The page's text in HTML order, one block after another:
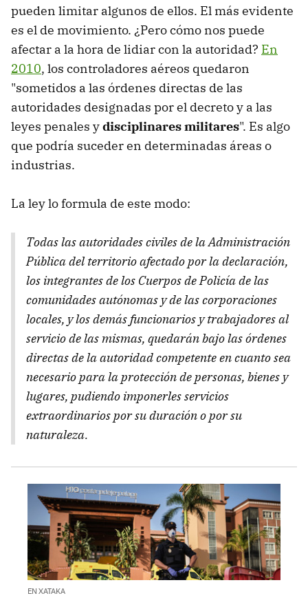
pueden limitar algunos de ellos. El más evidente
es el de movimiento. ¿Pero cómo nos puede
afectar a la hora de lidiar con la autoridad? En
2010, los controladores aéreos quedaron
"sometidos a las órdenes directas de las
autoridades designadas por el decreto y a las
leyes penales ydisciplinares militares". Es algo
que podría suceder en determinadas áreas o
industrias.
La ley lo formula de este modo:
Todas las autoridades civiles de la Administración
Pública del territorio afectado por la declaración,
los integrantes de los Cuerpos de Policía de las
comunidades autónomas y de las corporaciones
locales, y los demás funcionarios y trabajadores al
servicio de las mismas, quedarán bajo las órdenes
directas de la autoridad competente en cuanto sea
necesario para la protección de personas, bienes y
lugares, pudiendo imponerles servicios
extraordinarios por su duración o por su
naturaleza.
EN XATAKA